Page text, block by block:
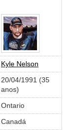
Kyle Nelson
20/04/1991 (35
anos)
Ontario
Canadá